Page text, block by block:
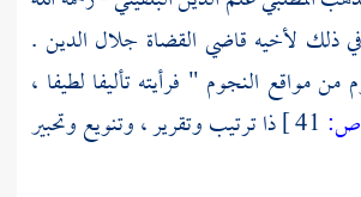
ذلك لأخيه قاضي القضاة جلال الدين .
من مواقع النجوم " فرأيته تأليفا لطيفا ،
ص:
ذا ترتيب وتقرير ، وتنويع وتحبير